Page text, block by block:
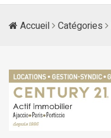
Accueil Catégories